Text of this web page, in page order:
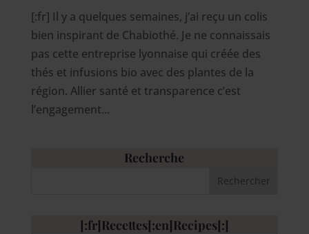
[:fr] Il y a quelques semaines, j’ai reçu un colis
bien inspirant de Chabiothé. Je ne connaissais
pas cette entreprise lyonnaise qui créée des
thés et infusions bio avec des plantes de la
région. Allier santé et transparence c’est
l’engagement...
Recherche
[:fr]Recettes[:en]Recipes[:]